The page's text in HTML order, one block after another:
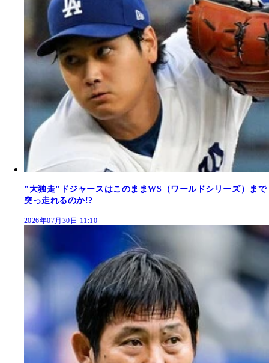
"大独走"ドジャースはこのままWS（ワールドシリーズ）まで
突っ走れるのか!?
2026年07月30日 11:10